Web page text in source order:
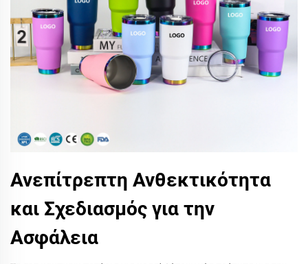
Ανεπίτρεπτη Ανθεκτικότητα
και Σχεδιασμός για την
Ασφάλεια